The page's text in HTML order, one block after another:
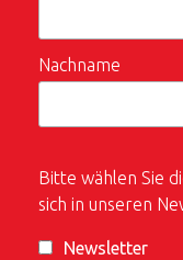
Nachname
Bitte wählen Sie
sich in unseren
Newsletter